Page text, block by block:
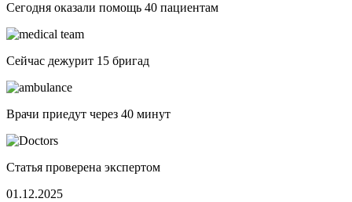
Сегодня оказали помощь 40 пациентам
Сейчас дежурит 15 бригад
Врачи приедут через 40 минут
Статья проверена экспертом
01.12.2025